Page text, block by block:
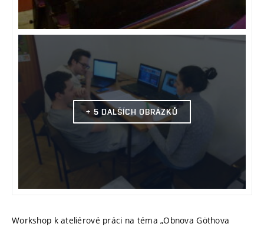
+ 5 DALŠÍCH OBRÁZKŮ
Workshop k ateliérové práci na téma „Obnova Göthova